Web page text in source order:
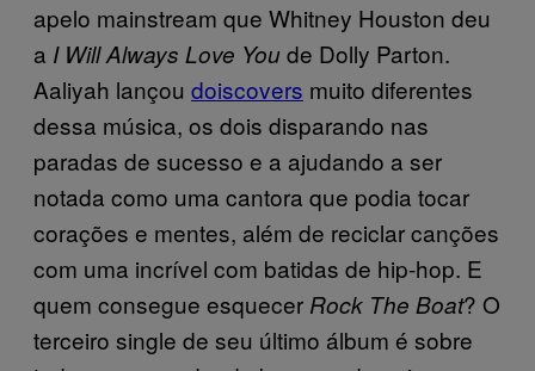
apelo mainstream que Whitney Houston deu
a I Will Always Love Youde Dolly Parton.
Aaliyah lançou doiscovers muito diferentes
dessa música, os dois disparando nas
paradas de sucesso e a ajudando a ser
notada como uma cantora que podia tocar
corações e mentes, além de reciclar canções
com uma incrível com batidas de hip-hop. E
quem consegue esquecer Rock The Boat? O
terceiro single de seu último álbum é sobre